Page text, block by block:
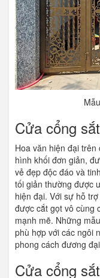
Cửa cổng
Hoa văn hiện đại
hình khối đơn giản,
vẻ đẹp độc đáo và
tối giản thường được
hiện đại. Với sự hỗ
được cắt gọt vô cùng
mạnh mẽ. Những
phù hợp với các ngôi
phong cách đương
Cửa cổng